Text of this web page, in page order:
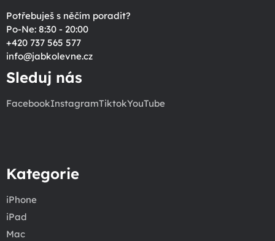
Potřebuješ s něčím poradit?
Po-Ne: 8:30 - 20:00
+420 737 565 577
info@jabkolevne.cz
Sleduj nás
FacebookInstagramTiktokYouTube
Kategorie
iPhone
iPad
Mac